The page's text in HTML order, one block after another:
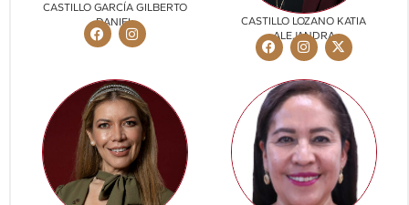
CASTILLO GARCÍA GILBERTO
DANIEL
CASTILLO LOZANO KATIA
ALEJANDRA